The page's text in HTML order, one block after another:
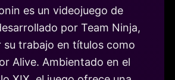
es un videojuego de
por Team Ninja,
trabajo en títulos como
Alive. Ambientado en el